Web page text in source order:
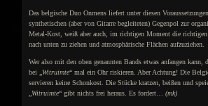
Das belgische Duo Onmens liefert unter diesen
synthetischen (aber von Gitarre begleiteten) Gegenpol zur
Metal-Kost, weiß aber auch, im richtigen Moment die
nach unten zu ziehen und atmosphärische Flächen aufzuziehen.
Wer also mit den oben genannten Bands etwas anfangen kann,
bei „ Witruimte“ mal ein Ohr riskieren. Aber Achtung! Die
servieren keine Schonkost. Die Stücke kratzen, beißen und
Witruimte“ gibt nichts frei heraus. Es fordert… (mk)